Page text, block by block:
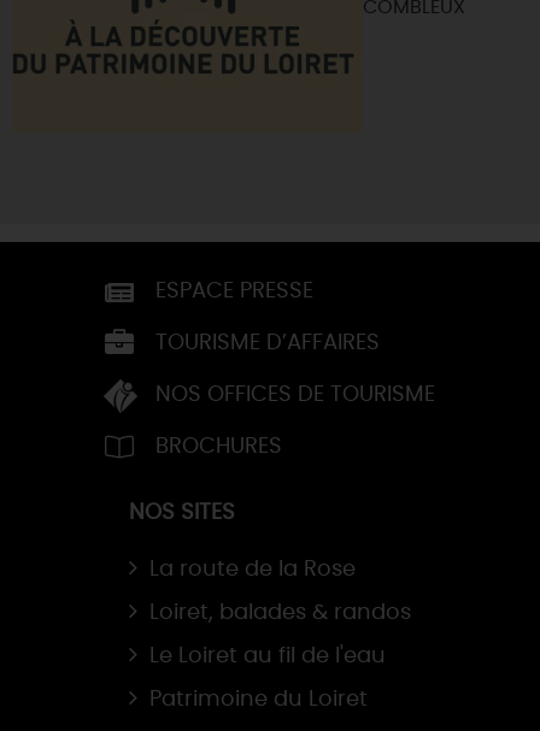
COMBLEUX
ESPACE PRESSE
TOURISME D’AFFAIRES
NOS OFFICES DE TOURISME
BROCHURES
NOS SITES
La route de la Rose
Loiret, balades & randos
Le Loiret au fil de l'eau
Patrimoine du Loiret